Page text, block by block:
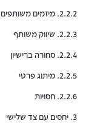
2.2.2. מיזמים משותפים
2.2.3. שיווק משותף
2.2.4. סחורה ברישיון
2.2.5. מיתוג פרטי
2.2.6. חסויות
3. יחסים עם צד שלישי